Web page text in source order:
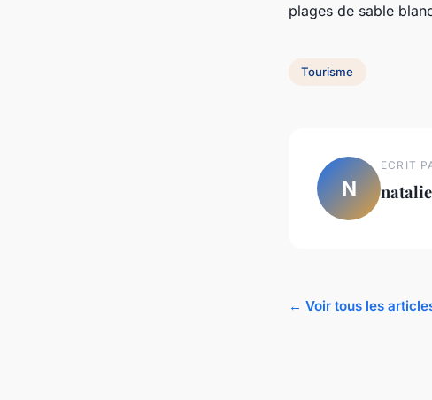
plages de sable
Tourisme
N
ECRIT
natalie
← Voir tous les